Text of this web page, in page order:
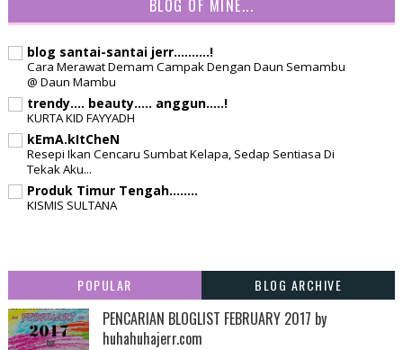
BLOG OF MINE...
blog santai-santai jerr..........!
Cara Merawat Demam Campak Dengan Daun Semambu
@ Daun Mambu
trendy.... beauty..... anggun.....!
KURTA KID FAYYADH
kEmA.kItCheN
Resepi Ikan Cencaru Sumbat Kelapa, Sedap Sentiasa Di
Tekak Aku...
Produk Timur Tengah........
KISMIS SULTANA
POPULAR BLOG ARCHIVE
PENCARIAN BLOGLIST FEBRUARY 2017 by
huhahuhajerr.com